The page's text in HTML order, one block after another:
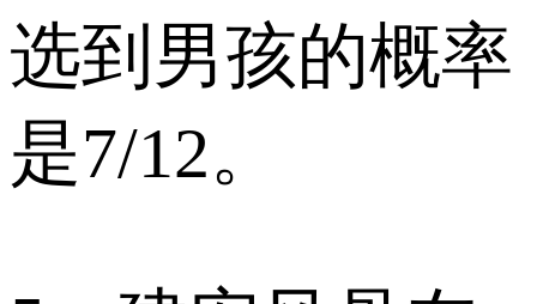
选到男孩的概率
是7/12。